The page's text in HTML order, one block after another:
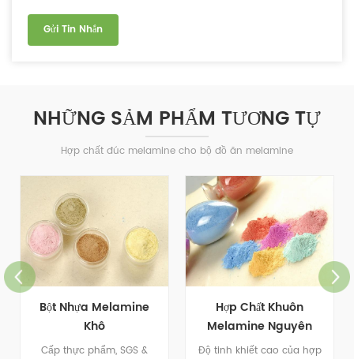
NHỮNG SẢM PHẨM TƯƠNG TỰ
Hợp chất đúc melamine cho bộ đồ ăn melamine
Bột Nhựa Melamine
Khô
Cấp thực phẩm, SGS &
Hợp Chất Khuôn
Melamine Nguyên
Chất
Độ tinh khiết cao của hợp